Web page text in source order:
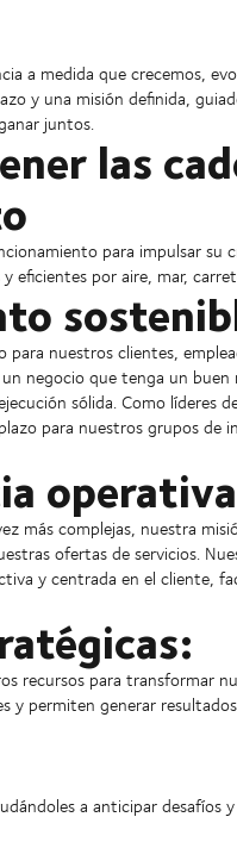
a medida que crecemos,
y una misión definida,
juntos.
las
para impulsar su
eficientes por aire, mar,
nuestros clientes,
negocio que tenga un
sólida. Como líderes
para nuestros grupos
operativa
más complejas, nuestra
ofertas de servicios.
y centrada en el cliente,
recursos para transformar
y permiten generar
a anticipar desafíos